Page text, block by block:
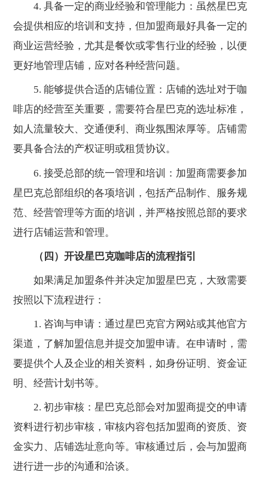
4. 具备一定的商业经验和管理能力：虽然星巴克
会提供相应的培训和支持，但加盟商最好具备一定的
商业运营经验，尤其是餐饮或零售行业的经验，以便
更好地管理店铺，应对各种经营问题。
5. 能够提供合适的店铺位置：店铺的选址对于咖
啡店的经营至关重要，需要符合星巴克的选址标准，
如人流量较大、交通便利、商业氛围浓厚等。店铺需
要具备合法的产权证明或租赁协议。
6. 接受总部的统一管理和培训：加盟商需要参加
星巴克总部组织的各项培训，包括产品制作、服务规
范、经营管理等方面的培训，并严格按照总部的要求
进行店铺运营和管理。
（四）开设星巴克咖啡店的流程指引
如果满足加盟条件并决定加盟星巴克，大致需要
按照以下流程进行：
1. 咨询与申请：通过星巴克官方网站或其他官方
渠道，了解加盟信息并提交加盟申请。在申请时，需
要提供个人及企业的相关资料，如身份证明、资金证
明、经营计划书等。
2. 初步审核：星巴克总部会对加盟商提交的申请
资料进行初步审核，审核内容包括加盟商的资质、资
金实力、店铺选址意向等。审核通过后，会与加盟商
进行进一步的沟通和洽谈。